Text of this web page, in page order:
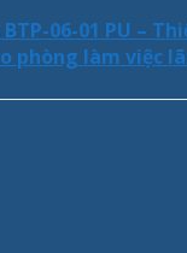
06-01 PU –
phòng làm việc